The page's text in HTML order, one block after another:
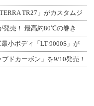
TR27」がカスタムジ
発売！ 最高約80℃の巻き
小ボディ「LT-9000S」が
ドカーボン」を9/10発売！